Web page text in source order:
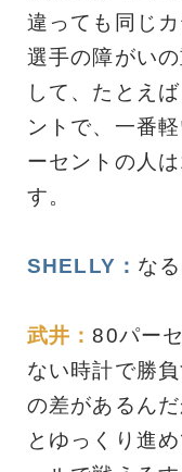
違っても同じ
選手の障がい
して、たとえ
ントで、一番
ーセントの人
す。
SHELLY： なる
武井：80パー
ない時計で勝
の差があるん
とゆっくり進